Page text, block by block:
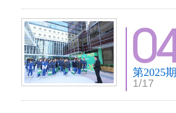
第2025期
1/17